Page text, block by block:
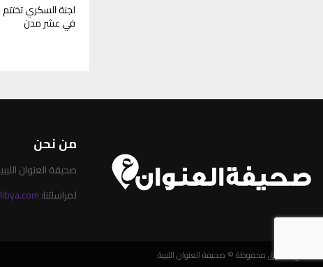
لجنة السكري تختتم
في عشر مدن
من نحن
صحيفة العنوان الليبية
لمراسلتنا:
جميع الحقوق محفوظة © صحيفة العنوان الليبية